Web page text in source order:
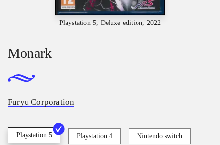
Playstation 5, Deluxe edition, 2022
Monark
Furyu Corporation
Playstation 5 Playstation 4 Nintendo switch